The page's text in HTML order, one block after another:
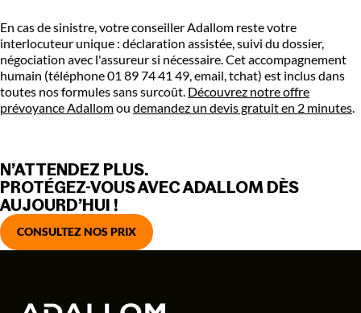
En cas de sinistre, votre conseiller Adallom reste votre
interlocuteur unique : déclaration assistée, suivi du dossier,
négociation avec l'assureur si nécessaire. Cet accompagnement
humain (téléphone 01 89 74 41 49, email, tchat) est inclus dans
toutes nos formules sans surcoût. Découvrez notre offre
prévoyance Adallomou demandez un devis gratuit en 2 minutes
N’ATTENDEZ PLUS.
PROTÉGEZ-VOUS AVEC ADALLOM DÈS
AUJOURD’HUI !
CONSULTEZ NOS PRIX